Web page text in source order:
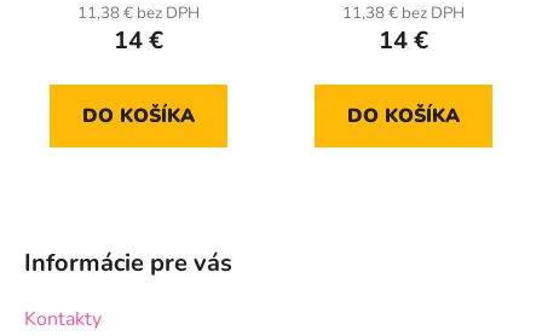
11,38 € bez DPH
14 €
DO KOŠÍKA
11,38 € bez DPH
14 €
DO KOŠÍKA
Informácie pre vás
Kontakty